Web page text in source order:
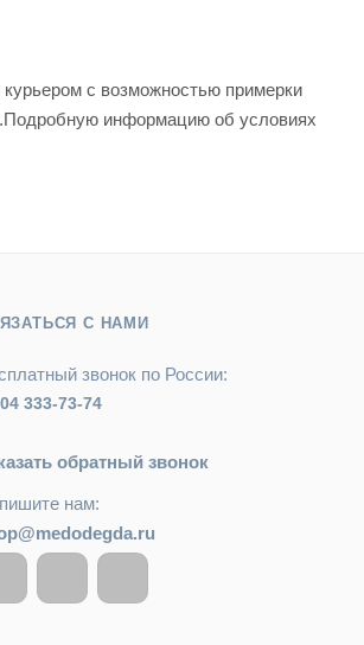
с возможностью примерки
информацию об условиях
С НАМИ
звонок по России:
333-73-74
обратный звонок
нам: